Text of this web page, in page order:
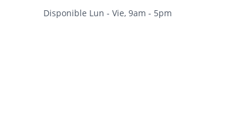
Disponible Lun - Vie, 9am - 5pm